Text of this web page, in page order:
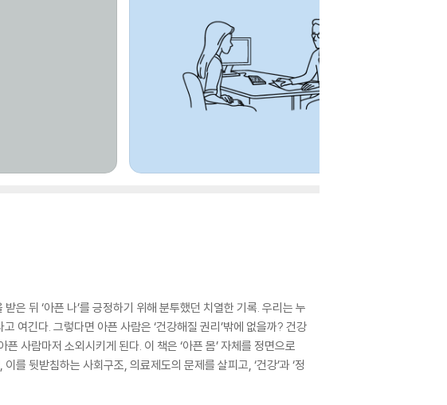
은 뒤 ‘아픈 나’를 긍정하기 위해 분투했던 치열한 기록. 우리는 누
여긴다. 그렇다면 아픈 사람은 ‘건강해질 권리’밖에 없을까? 건강
사람마저 소외시키게 된다. 이 책은 ‘아픈 몸’ 자체를 정면으로
를 뒷받침하는 사회구조, 의료제도의 문제를 살피고, ‘건강’과 ‘정